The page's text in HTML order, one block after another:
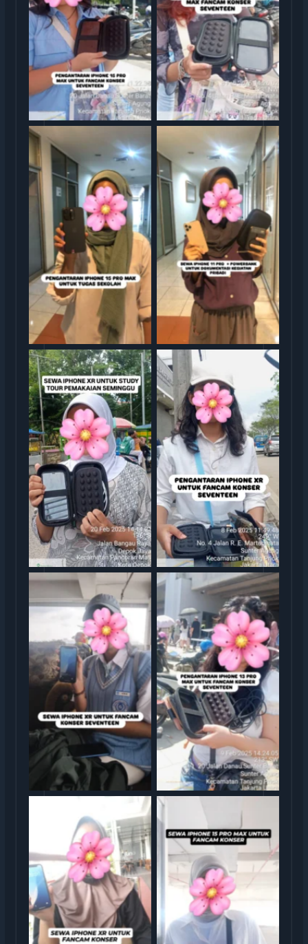
Serah Terima Sewa iPhone
TransGO
13 Pro Max Konser
Seventeen
Serag Terima Sewa iPhone
15 Pro Max TransGO
Serah Terima Sewa iPhone
11 Pro TransGO
Serah Terima Sewa iPhone
TransGO
Serah Terima Sewa iPhone
XR Konser Seventeen
Serah Terima Sewa iPhone
XR Konser Seventeen
Serah Terima Sewa iPhone
13 Pro Max Konser
Seventeen
Serah Terima Sewa iPhone
XR TransGO
Serah Terima Sewa iPhone
15 TransGO